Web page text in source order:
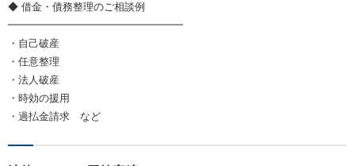
◆ 借金・債務整理のご相談例
━━━━━━━━━━━━━━━━━
・自己破産
・任意整理
・法人破産
・時効の援用
・過払金請求 など